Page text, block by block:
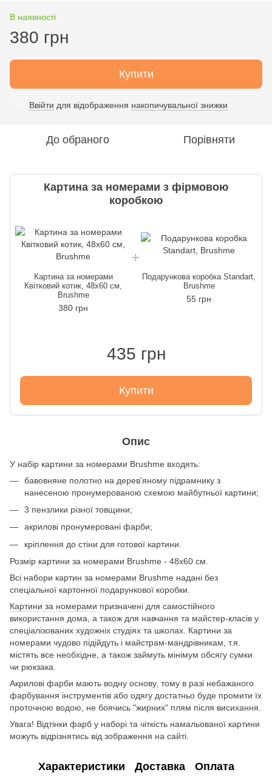
В наявності
380 грн
Купити
Ввійти для відображення накопичувальної знижки
До обраного Порівняти
Картина за номерами з фірмовою
коробкою
Картина за номерами
Квітковий котик, 48х60 см,
Brushme
380 грн
Подарункова коробка Standart,
Brushme
55 грн
435 грн
Купити
Опис
У набір картини за номерами Brushme входять:
бавовняне полотно на дерев'яному підрамнику з
нанесеною пронумерованою схемою майбутньої картини;
3 пензлики різної товщини;
акрилові пронумеровані фарби;
кріплення до стіни для готової картини.
Розмір картини за номерами Brushme - 48х60 см.
Всі набори картин за номерами Brushme надані без
спеціальної картонної подарункової коробки.
Картини за номерами призначені для самостійного
використання дома, а також для навчання та майстер-класів у
спеціалізованих художніх студіях та школах. Картини за
номерами чудово підійдуть і майстрам-мандрівникам, т.я.
містять все необхідне, а також займуть мінімум обсягу сумки
чи рюкзака.
Акрилові фарби мають водну основу, тому в разі небажаного
фарбування інструментів або одягу достатньо буде промити їх
проточною водою, не боячись "жирних" плям після висихання.
Увага! Відтінки фарб у наборі та чіткість намальованої картини
можуть відрізнятись від зображення на сайті.
Характеристики Доставка Оплата